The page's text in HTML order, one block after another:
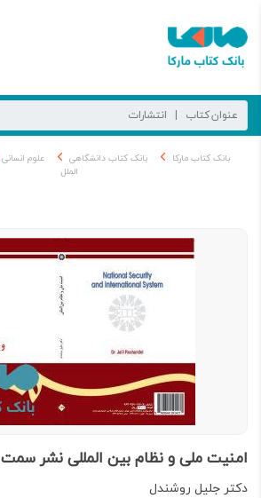
بانک کتاب مارکا بانک کتاب دانشگاهی علوم انسانی
الملل
امنیت ملی و نظام بین المللی نشر سمت
دكتر جليل روشندل